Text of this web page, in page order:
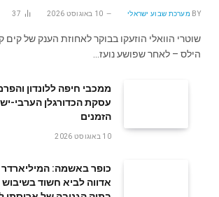
BY מערכת שבוע ישראלי 10 באוגוסט 2026 37
שוטרי הוואלי הוזעקו בבוקר לאחוזת הענק של קים
הילס – לאחר שפושע נועז…
ממכבי חיפה ללונדון
עסקת הכדורגלן הערבי-
הזמנים
10 באוגוסט 2026
כופר באשמה:
אדווה לביא חשוד